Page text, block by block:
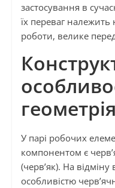
застосування в
їх переваг належить
роботи, велике
геометрія
У парі робочих
компонентом є
(черв’як). На
особливістю